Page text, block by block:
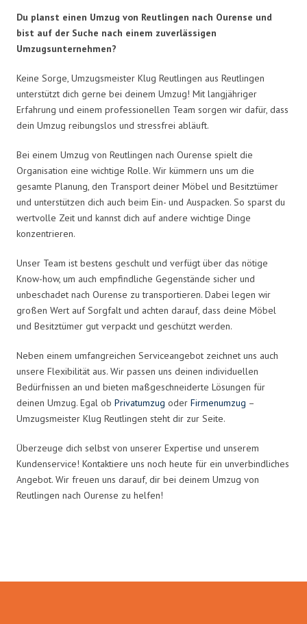
Du planst einen Umzug von Reutlingen nach Ourense und
bist auf der Suche nach einem zuverlässigen
Umzugsunternehmen?
Keine Sorge, Umzugsmeister Klug Reutlingen aus Reutlingen
unterstützt dich gerne bei deinem Umzug! Mit langjähriger
Erfahrung und einem professionellen Team sorgen wir dafür, dass
dein Umzug reibungslos und stressfrei abläuft.
Bei einem Umzug von Reutlingen nach Ourense spielt die
Organisation eine wichtige Rolle. Wir kümmern uns um die
gesamte Planung, den Transport deiner Möbel und Besitztümer
und unterstützen dich auch beim Ein- und Auspacken. So sparst du
wertvolle Zeit und kannst dich auf andere wichtige Dinge
konzentrieren.
Unser Team ist bestens geschult und verfügt über das nötige
Know-how, um auch empfindliche Gegenstände sicher und
unbeschadet nach Ourense zu transportieren. Dabei legen wir
großen Wert auf Sorgfalt und achten darauf, dass deine Möbel
und Besitztümer gut verpackt und geschützt werden.
Neben einem umfangreichen Serviceangebot zeichnet uns auch
unsere Flexibilität aus. Wir passen uns deinen individuellen
Bedürfnissen an und bieten maßgeschneiderte Lösungen für
deinen Umzug. Egal ob Privatumzug oder Firmenumzug –
Umzugsmeister Klug Reutlingen steht dir zur Seite.
Überzeuge dich selbst von unserer Expertise und unserem
Kundenservice! Kontaktiere uns noch heute für ein unverbindliches
Angebot. Wir freuen uns darauf, dir bei deinem Umzug von
Reutlingen nach Ourense zu helfen!